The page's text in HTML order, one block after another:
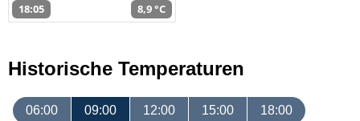
18:05 8,9 °C
Historische Temperaturen
06:00 09:00 12:00 15:00 18:00